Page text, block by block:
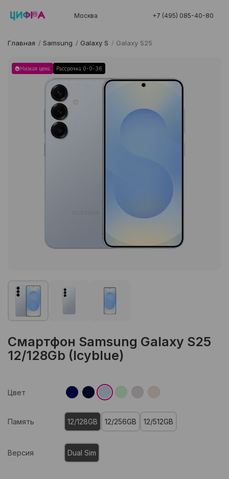
Москва +7 (495) 085-40-80
Главная / Samsung / Galaxy S / Galaxy S25
Низкая цена Рассрочка 0-0-36
Смартфон Samsung Galaxy S25
12/128Gb (Icyblue)
Цвет
Память 12/128GB 12/256GB 12/512GB
Версия Dual Sim